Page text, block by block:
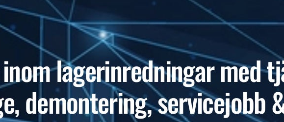
lagerinredningar med
demontering, servicejobb